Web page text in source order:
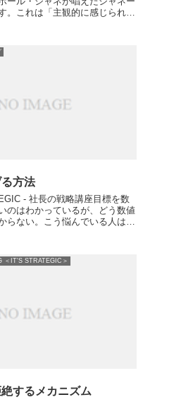
。これは「主観的に感じられる
く...
方法
- 社長の戦略講座目標を数
のはわかっているが、どう数値
らない。こう悩んでいる人は結
＜IT'S STRATEGIC＞
するメカニズム